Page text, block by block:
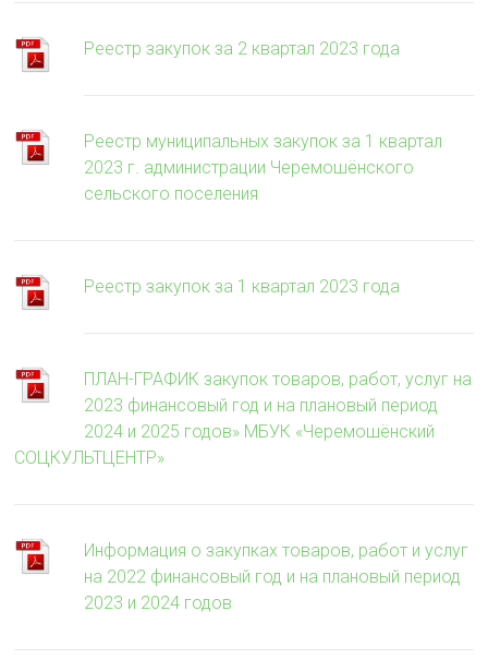
Реестр закупок за 2 квартал 2023 года
Реестр муниципальных закупок за 1 квартал
2023 г. администрации Черемошёнского
сельского поселения
Реестр закупок за 1 квартал 2023 года
ПЛАН-ГРАФИК закупок товаров, работ, услуг на
2023 финансовый год и на плановый период
2024 и 2025 годов» МБУК «Черемошёнский
СОЦКУЛЬТЦЕНТР»
Информация о закупках товаров, работ и услуг
на 2022 финансовый год и на плановый период
2023 и 2024 годов